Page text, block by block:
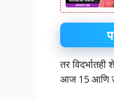
तर विदर्भातही
आज 15 आणि